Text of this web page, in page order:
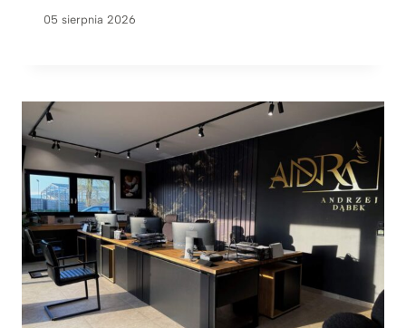
05 sierpnia 2026